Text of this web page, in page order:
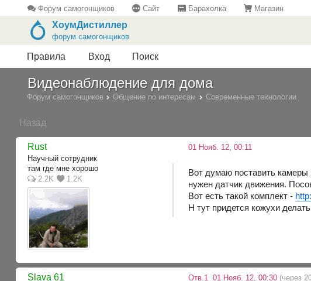
Форум самогонщиков Сайт Барахолка Магазин
ХоумДистиллер
форум самогонщиков
Правила Вход Поиск
Видеонаблюдение для дома
Форум самогонщиков Общение по интересам Современные технологии
Назад
Rust
Научный сотрудник
там где мне хорошо
2.2K
1.2K
01 Нояб. 12, 00:11
Вот думаю поставить
нужен датчик движения.
Вот есть такой комплект -
Н тут придется кожухи
Slava 61 Отв.1 01 Нояб. 12, 00:30 (через